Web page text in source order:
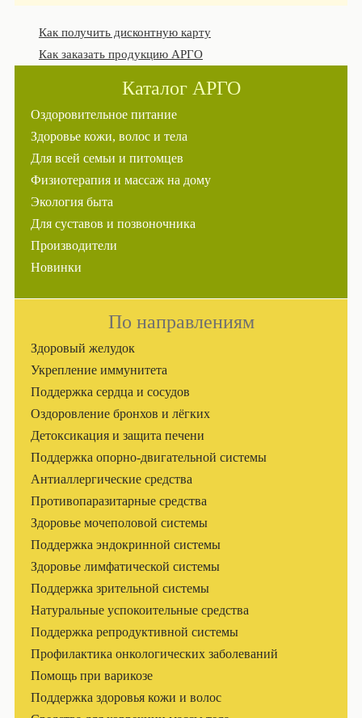
Как получить дисконтную карту
Как заказать продукцию АРГО
Каталог АРГО
Оздоровительное питание
Здоровье кожи, волос и тела
Для всей семьи и питомцев
Физиотерапия и массаж на дому
Экология быта
Для суставов и позвоночника
Производители
Новинки
По направлениям
Здоровый желудок
Укрепление иммунитета
Поддержка сердца и сосудов
Оздоровление бронхов и лёгких
Детоксикация и защита печени
Поддержка опорно-двигательной системы
Антиаллергические средства
Противопаразитарные средства
Здоровье мочеполовой системы
Поддержка эндокринной системы
Здоровье лимфатической системы
Поддержка зрительной системы
Натуральные успокоительные средства
Поддержка репродуктивной системы
Профилактика онкологических заболеваний
Помощь при варикозе
Поддержка здоровья кожи и волос